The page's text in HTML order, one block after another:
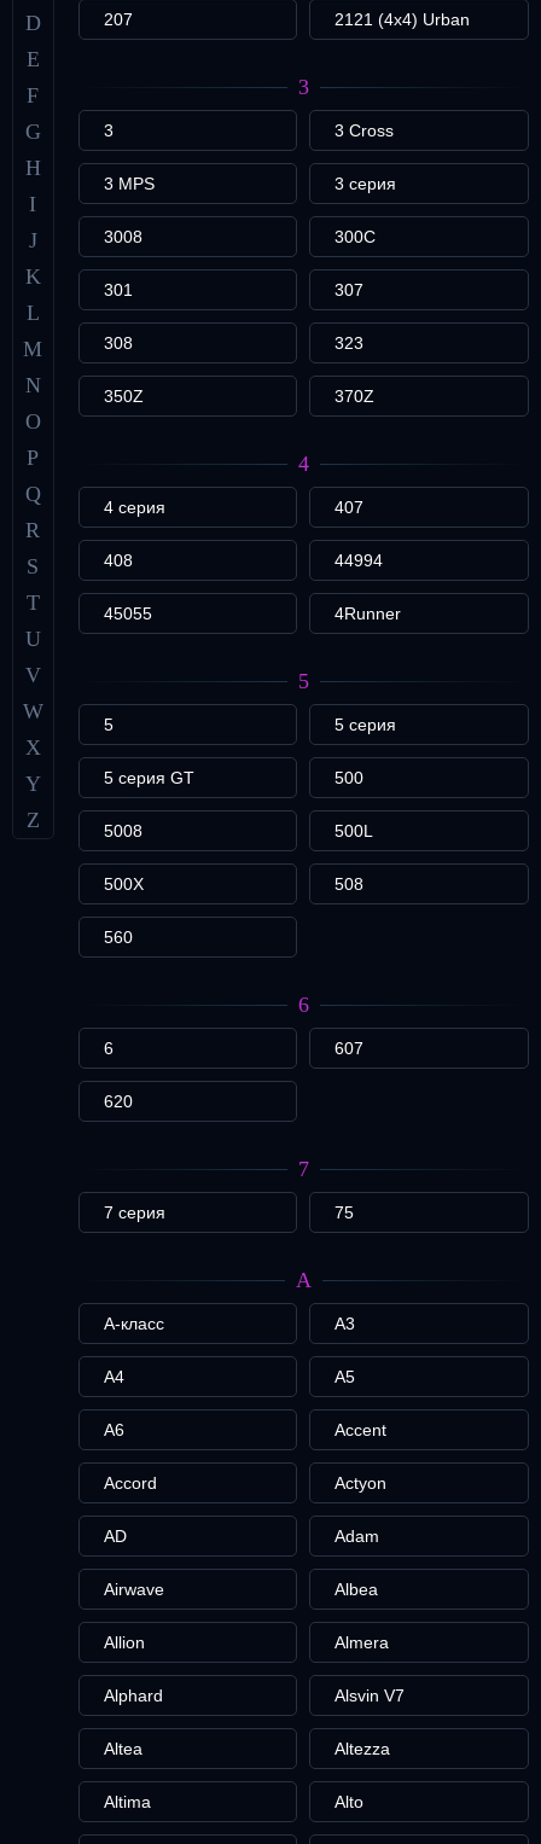
D
E
F
G
H
I
J
K
L
M
N
O
P
Q
R
S
T
U
V
W
X
Y
Z
207 2121 (4x4) Urban
3
3 3 Cross
3 MPS 3 серия
3008 300C
301 307
308 323
350Z 370Z
4
4 серия 407
408 44994
45055 4Runner
5
5 5 серия
5 серия GT 500
5008 500L
500X 508
560
6
6 607
620
7
7 серия 75
A
A-класс A3
A4 A5
A6 Accent
Accord Actyon
AD Adam
Airwave Albea
Allion Almera
Alphard Alsvin V7
Altea Altezza
Altima Alto